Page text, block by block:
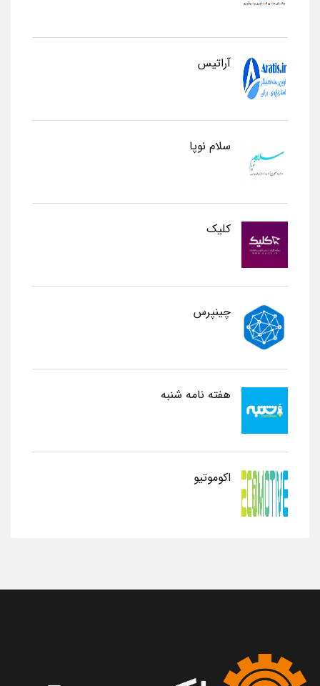
آراتیس
سلام نوپا
کلیک
چینپرس
هفته نامه شنبه
اکوموتیو